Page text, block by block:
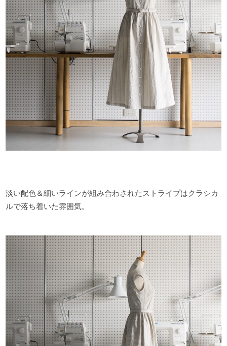
淡い配色＆細いラインが組み合わされたストライプはクラシカ
ルで落ち着いた雰囲気。